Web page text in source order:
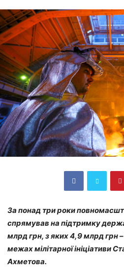
За понад три роки
спрямував на підтримку
млрд грн, з яких 4,9 млрд грн –
межах мілітарної ініціативи
Ахметова.